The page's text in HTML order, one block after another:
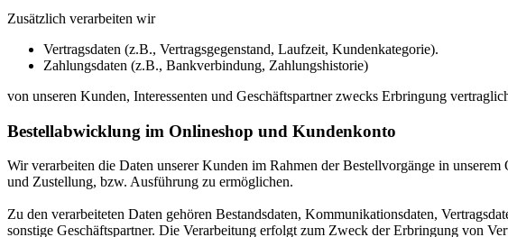
Zusätzlich verarbeiten wir
Vertragsdaten (z.B., Vertragsgegenstand, Laufzeit, Kundenkategorie).
Zahlungsdaten (z.B., Bankverbindung, Zahlungshistorie)
von unseren Kunden, Interessenten und Geschäftspartner zwecks Erbringung
Bestellabwicklung im Onlineshop und Kundenkonto
Wir verarbeiten die Daten unserer Kunden im Rahmen der Bestellvorgänge in
und Zustellung, bzw. Ausführung zu ermöglichen.
Zu den verarbeiteten Daten gehören Bestandsdaten, Kommunikationsdaten,
sonstige Geschäftspartner. Die Verarbeitung erfolgt zum Zweck der Erbringung von